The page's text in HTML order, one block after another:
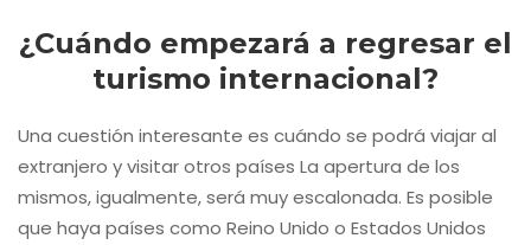
¿Cuándo empezará a regresar el
turismo internacional?
Una cuestión interesante es cuándo se podrá viajar al
extranjero y visitar otros países La apertura de los
mismos, igualmente, será muy escalonada. Es posible
que haya países como Reino Unido o Estados Unidos